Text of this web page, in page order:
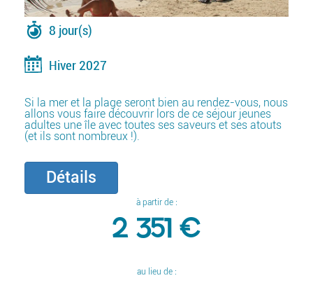
8 jour(s)
Hiver 2027
Si la mer et la plage seront bien au rendez-vous, nous
allons vous faire découvrir lors de ce séjour jeunes
adultes une île avec toutes ses saveurs et ses atouts
(et ils sont nombreux !).
Détails
à partir de :
2 351 €
au lieu de :